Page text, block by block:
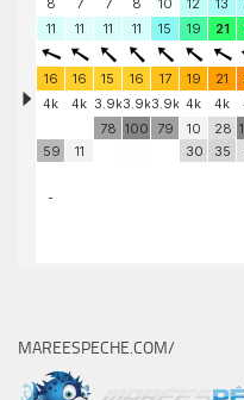
MAREESPECHE.COM/